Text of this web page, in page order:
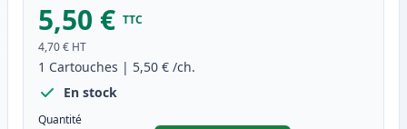
5,50 € TTC
4,70 € HT
1 Cartouches | 5,50 € /ch.
En stock
Quantité